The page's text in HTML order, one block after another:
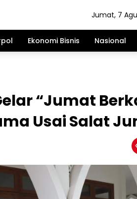
Jumat, 7
Ekonomi Bisnis Nasional
“Jumat
Usai Salat